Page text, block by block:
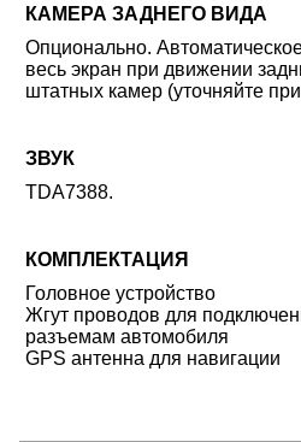
КАМЕРА ЗАДНЕГО ВИДА
Опционально.
весь экран при движении
штатных камер (уточняйте при
ЗВУК
TDA7388.
КОМПЛЕКТАЦИЯ
Головное устройство
Жгут проводов для
разъемам автомобиля
GPS антенна для навигации